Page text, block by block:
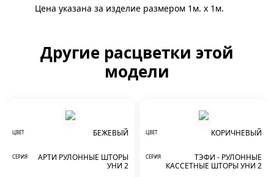
Цена указана за изделие размером 1м. x 1м.
Другие расцветки этой
модели
ЦВЕТ БЕЖЕВЫЙ
СЕРИЯ
АРТИ РУЛОННЫЕ ШТОРЫ
УНИ 2
ЦВЕТ КОРИЧНЕВЫЙ
СЕРИЯ
ТЭФИ - РУЛОННЫЕ
КАССЕТНЫЕ ШТОРЫ УНИ 2